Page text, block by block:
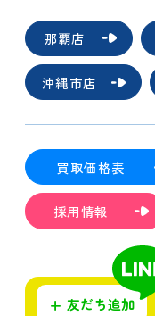
那覇店
沖縄市店
買取価格表
採用情報
+ 友だち追加